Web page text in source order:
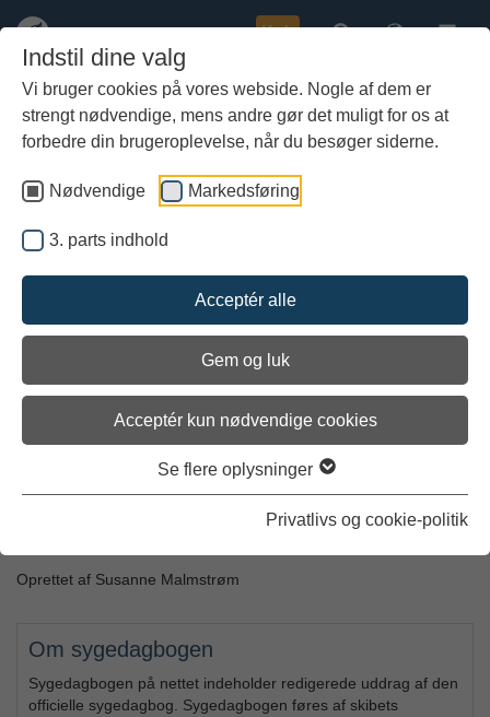
Indstil dine valg
Vi bruger cookies på vores webside. Nogle af dem er
strengt nødvendige, mens andre gør det muligt for os at
forbedre din brugeroplevelse, når du besøger siderne.
Nødvendige Markedsføring
3. parts indhold
Acceptér alle
Gem og luk
Acceptér kun nødvendige cookies
Se flere oplysninger
Privatlivs og cookie-politik
indhold
Køb
Viser sygedagbøger
Torsdag den 2. august, 2007
Udgivet: 02/08-2007
præcis den behandling vi allerede har i gang. Lang men smuk tur.
Gasten har det lidt bedre, men er dog generet af tandsmerter og
feber.
Et besætningsmedlem falder på skibet og slår hovedet ned i
mastefisken. Ikke bevidstløs, opkastning eller kvalme. Lidt
hovedpine. Observeres natten igennem af ankervagten. Til
morgen nogenlunde frisk igen, men tager sig en hviledag fra
Oprettet af Susanne Malmstrøm
Om sygedagbogen
Sygedagbogen på nettet indeholder redigerede uddrag af den
officielle sygedagbog. Sygedagbogen føres af skibets